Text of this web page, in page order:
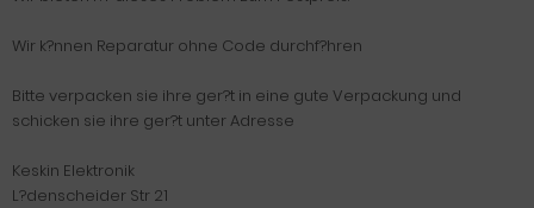
Wir k?nnen Reparatur ohne Code durchf?hren
Bitte verpacken sie ihre ger?t in eine gute Verpackung und
schicken sie ihre ger?t unter Adresse
Keskin Elektronik
L?denscheider Str 21